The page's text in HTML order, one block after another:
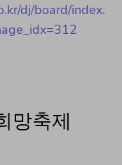
dj/board/index.
망축제